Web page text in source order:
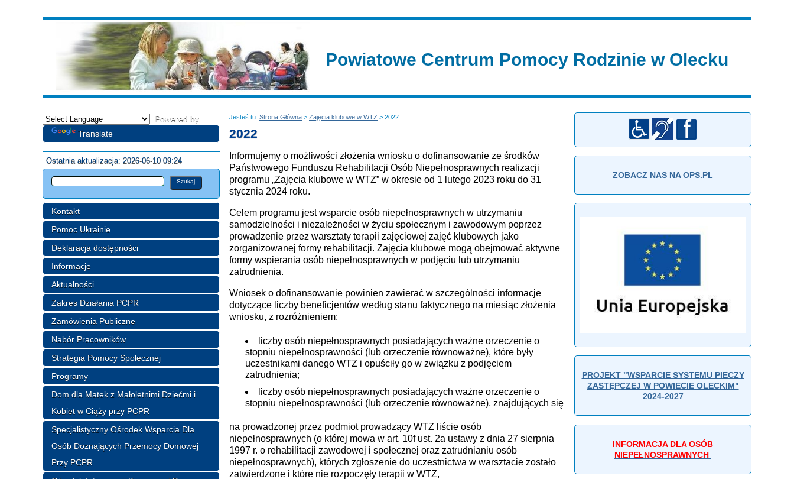
Powiatowe Centrum Pomocy Rodzinie w Olecku
Powered by
Translate
Ostatnia aktualizacja: 2026-06-10 09:24
Kontakt
Pomoc Ukrainie
Deklaracja dostępności
Informacje
Aktualności
Zakres Działania PCPR
Zamówienia Publiczne
Nabór Pracowników
Strategia Pomocy Społecznej
Programy
Dom dla Matek z Małoletnimi Dziećmi i
Kobiet w Ciąży przy PCPR
Specjalistyczny Ośrodek Wsparcia Dla
Osób Doznających Przemocy Domowej
Przy PCPR
Jesteś tu: Strona Główna > Zajęcia klubowe w WTZ > 2022
2022
Informujemy o możliwości złożenia wniosku o dofinansowanie ze środków
Państwowego Funduszu Rehabilitacji Osób Niepełnosprawnych realizacji
programu „Zajęcia klubowe w WTZ” w okresie od 1 lutego 2023 roku do 31
stycznia 2024 roku.
Celem programu jest wsparcie osób niepełnosprawnych w utrzymaniu
samodzielności i niezależności w życiu społecznym i zawodowym poprzez
prowadzenie przez warsztaty terapii zajęciowej zajęć klubowych jako
zorganizowanej formy rehabilitacji. Zajęcia klubowe mogą obejmować aktywne
formy wspierania osób niepełnosprawnych w podjęciu lub utrzymaniu
zatrudnienia.
Wniosek o dofinansowanie powinien zawierać w szczególności informacje
dotyczące liczby beneficjentów według stanu faktycznego na miesiąc złożenia
wniosku, z rozróżnieniem:
liczby osób niepełnosprawnych posiadających ważne orzeczenie o
stopniu niepełnosprawności (lub orzeczenie równoważne), które były
uczestnikami danego WTZ i opuściły go w związku z podjęciem
zatrudnienia;
liczby osób niepełnosprawnych posiadających ważne orzeczenie o
stopniu niepełnosprawności (lub orzeczenie równoważne), znajdujących się
na prowadzonej przez podmiot prowadzący WTZ liście osób
niepełnosprawnych (o której mowa w art. 10f ust. 2a ustawy z dnia 27 sierpnia
1997 r. o rehabilitacji zawodowej i społecznej oraz zatrudnianiu osób
niepełnosprawnych), których zgłoszenie do uczestnictwa w warsztacie zostało
zatwierdzone i które nie rozpoczęły terapii w WTZ,
ZOBACZ NAS NA OPS.PL
PROJEKT "WSPARCIE SYSTEMU PIECZY
ZASTĘPCZEJ W POWIECIE OLECKIM"
2024-2027
INFORMACJA DLA OSÓB
NIEPEŁNOSPRAWNYCH